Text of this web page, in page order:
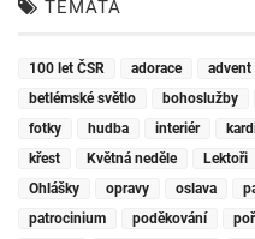
TÉMATA
100 let ČSR adorace advent
betlémské světlo
bohoslužby
fotky
hudba interiér
křest
Květná neděle Lektoři
Ohlášky
opravy oslava
patrocinium
poděkování